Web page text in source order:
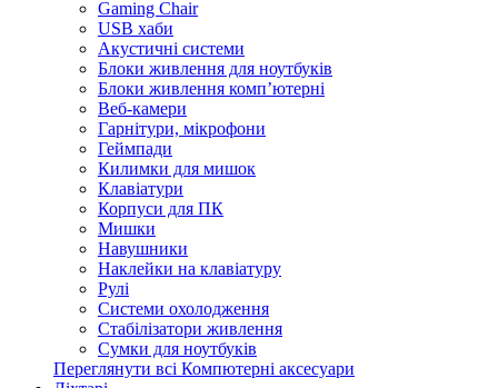
Gaming Chair
USB хаби
Акустичні системи
Блоки живлення для ноутбуків
Блоки живлення комп’ютерні
Веб-камери
Гарнітури, мікрофони
Геймпади
Килимки для мишок
Клавіатури
Корпуси для ПК
Мишки
Навушники
Наклейки на клавіатуру
Рулі
Системи охолодження
Стабілізатори живлення
Сумки для ноутбуків
Переглянути всі Компютерні аксесуари